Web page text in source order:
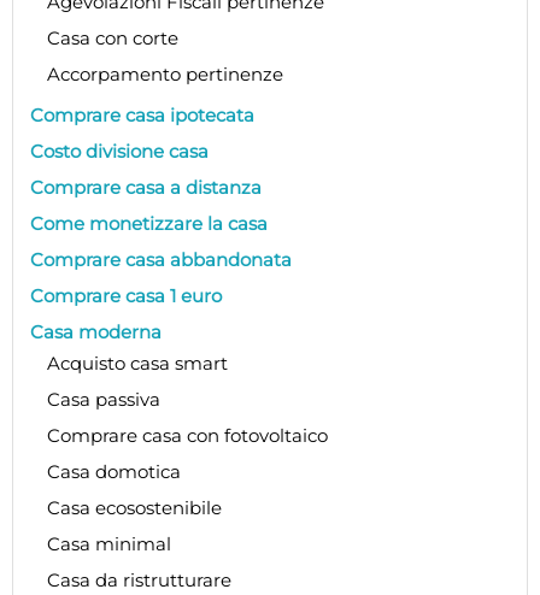
Casa con corte
Accorpamento pertinenze
Comprare casa ipotecata
Costo divisione casa
Comprare casa a distanza
Come monetizzare la casa
Comprare casa abbandonata
Comprare casa 1 euro
Casa moderna
Acquisto casa smart
Casa passiva
Comprare casa con fotovoltaico
Casa domotica
Casa ecosostenibile
Casa minimal
Casa da ristrutturare